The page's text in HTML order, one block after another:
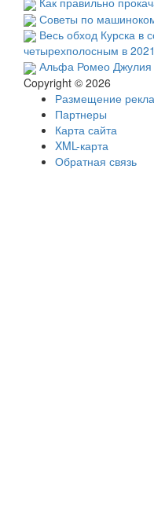
Советы по
Весь обход Курска в
четырехполосным в
Альфа Ромео
Copyright © 2026
Размещение
Партнеры
Карта сайта
XML-карта
Обратная связь